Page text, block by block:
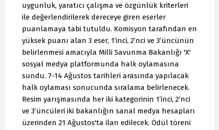
uygunluk, yaratıcı çalışma ve özgünlük kriterleri
ile değerlendirilerek dereceye giren eserler
puanlamaya tabi tutuldu. Komisyon tarafından en
yüksek puanı alan 3 eser, 1’inci, 2’nci ve 3’üncünün
belirlenmesi amacıyla Milli Savunma Bakanlığı 'X'
sosyal medya platformunda halk oylamasına
sundu. 7-14 Ağustos tarihleri arasında yapılacak
halk oylaması sonucunda sıralama belirlenecek.
Resim yarışmasında her iki kategorinin 1’inci, 2’nci
ve 3’üncüleri iki bakanlığın sanal medya hesapları
üzerinden 21 Ağustos'ta ilan edilecek. Ödül töreni